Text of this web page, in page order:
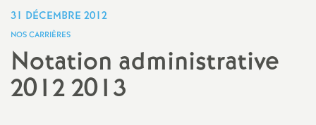
a
31 DÉCEMBRE 2012
NOS CARRIÈRES
Notation administrative
2012 2013